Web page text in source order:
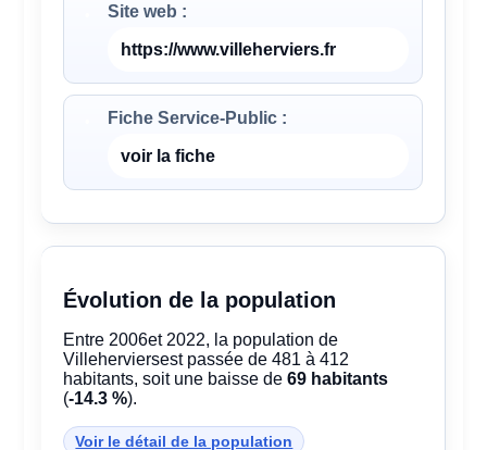
Site web :
https://www.villeherviers.fr
Fiche Service-Public :
voir la fiche
Évolution de la population
Entre 2006et 2022, la population de
Villeherviersest passée de 481 à 412
habitants, soit une baisse de69 habitants
(-14.3 %).
Voir le détail de la population